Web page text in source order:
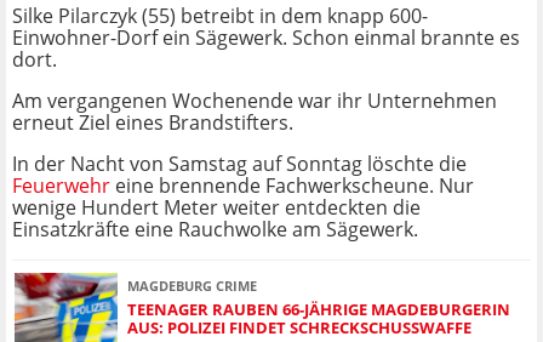
Silke Pilarczyk (55) betreibt in dem knapp 600-
Einwohner-Dorf ein Sägewerk. Schon einmal brannte es
dort.
Am vergangenen Wochenende war ihr Unternehmen
erneut Ziel eines Brandstifters.
In der Nacht von Samstag auf Sonntag löschte die
Feuerwehr eine brennende Fachwerkscheune. Nur
wenige Hundert Meter weiter entdeckten die
Einsatzkräfte eine Rauchwolke am Sägewerk.
MAGDEBURG CRIME
TEENAGER RAUBEN 66-JÄHRIGE MAGDEBURGERIN
AUS: POLIZEI FINDET SCHRECKSCHUSSWAFFE